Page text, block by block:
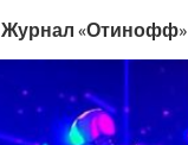
Журнал «Отинофф»